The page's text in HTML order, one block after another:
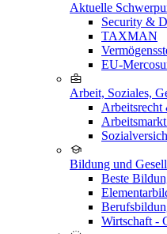
Aktuelle
Security &
TAXMAN
EU-
Arbeit, Soziales,
Arbeitsrecht
Bildung und
Beste
Wirtschaft -